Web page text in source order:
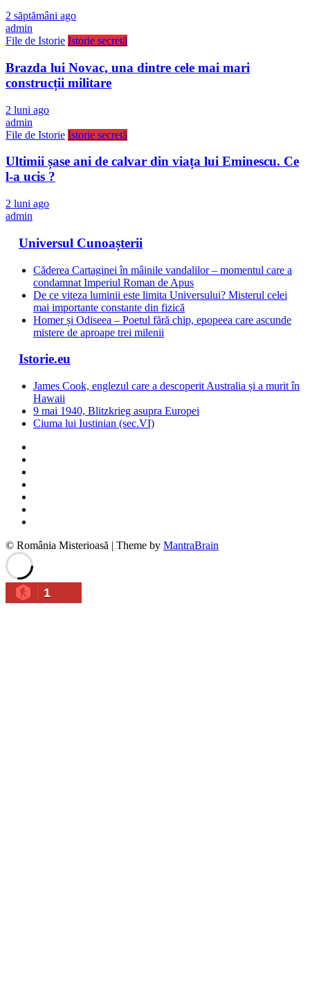
2 săptămâni ago
admin
File de Istorie Istorie secretă
Brazda lui Novac, una dintre cele mai mari
construcții militare
2 luni ago
admin
File de Istorie Istorie secretă
Ultimii șase ani de calvar din viața lui Eminescu. Ce
l-a ucis ?
2 luni ago
admin
Universul Cunoașterii
Căderea Cartaginei în mâinile vandalilor – momentul care a
condamnat Imperiul Roman de Apus
De ce viteza luminii este limita Universului? Misterul celei
mai importante constante din fizică
Homer și Odiseea – Poetul fără chip, epopeea care ascunde
mistere de aproape trei milenii
Istorie.eu
James Cook, englezul care a descoperit Australia și a murit în
Hawaii
9 mai 1940, Blitzkrieg asupra Europei
Ciuma lui Iustinian (sec.VI)
© România Misterioasă | Theme by MantraBrain
1